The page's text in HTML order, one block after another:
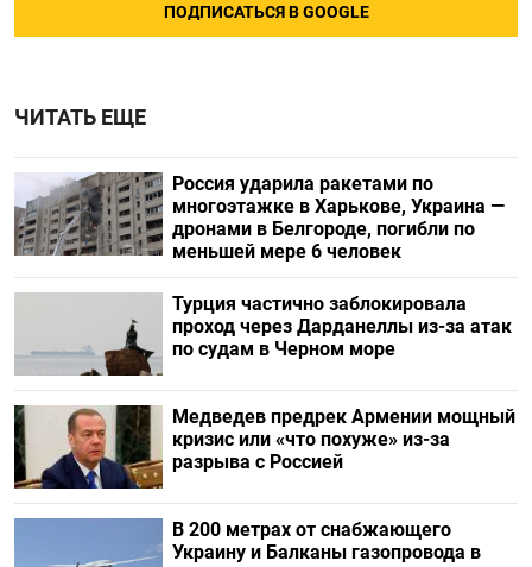
ПОДПИСАТЬСЯ В GOOGLE
ЧИТАТЬ ЕЩЕ
Россия ударила ракетами по
многоэтажке в Харькове, Украина —
дронами в Белгороде, погибли по
меньшей мере 6 человек
Турция частично заблокировала
проход через Дарданеллы из-за атак
по судам в Черном море
Медведев предрек Армении мощный
кризис или «что похуже» из-за
разрыва с Россией
В 200 метрах от снабжающего
Украину и Балканы газопровода в